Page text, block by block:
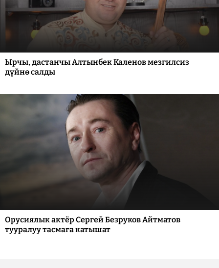
Ырчы, дастанчы Алтынбек Каленов мезгилсиз
дүйнө салды
Орусиялык актёр Сергей Безруков Айтматов
тууралуу тасмага катышат